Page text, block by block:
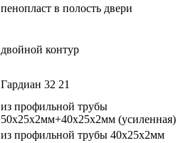
пенопласт в полость двери
двойной контур
Гардиан 32 21
из профильной трубы
50х25х2мм+40х25х2мм (усиленная)
из профильной трубы 40х25х2мм